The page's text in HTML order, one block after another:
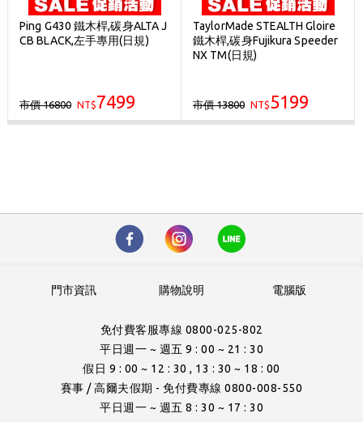
Ping G430 鐵木桿,碳身ALTA J
CB BLACK,左手專用(日規)
市價 16800 NT$7499
TaylorMade STEALTH Gloire
鐵木桿,碳身Fujikura Speeder
NX TM(日規)
市價 13800 NT$5199
電腦版
購物說明
門市資訊
免付費客服專線 0800-025-802
平日週一 ~ 週五 9 : 00 ~ 21 : 30
假日 9 : 00 ~ 12 : 30 , 13 : 30 ~ 18 : 00
賽事 / 高爾夫假期 - 免付費專線 0800-008-550
平日週一 ~ 週五 8 : 30 ~ 17 : 30